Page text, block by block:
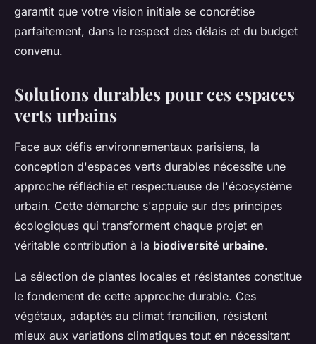
garantit que votre vision initiale se concrétise
parfaitement, dans le respect des délais et du budget
convenu.
Solutions durables pour ces espaces
verts urbains
Face aux défis environnementaux parisiens, la
conception d'espaces verts durables nécessite une
approche réfléchie et respectueuse de l'écosystème
urbain. Cette démarche s'appuie sur des principes
écologiques qui transforment chaque projet en
véritable contribution à la biodiversité urbaine.
La sélection de plantes locales et résistantes constitue
le fondement de cette approche durable. Ces
végétaux, adaptés au climat francilien, résistent
mieux aux variations climatiques tout en nécessitant